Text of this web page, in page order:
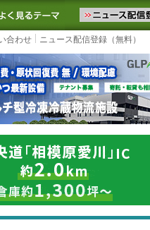
スをお届けします。物流
気に入りに追加 よく見るテーマ
合わせ ニュース配信登録（無料）